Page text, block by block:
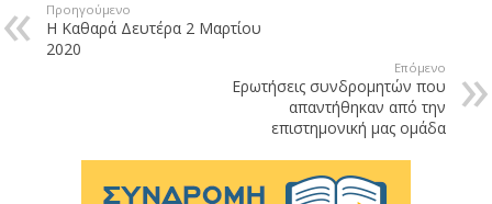
Προηγούμενο
Η Καθαρά Δευτέρα 2 Μαρτίου
2020
Επόμενο
Ερωτήσεις συνδρομητών που
απαντήθηκαν από την
επιστημονική μας ομάδα